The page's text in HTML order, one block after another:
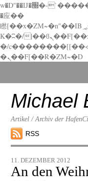
w�D"��IJ�׭�-`������S��9�Dr�ji��EJ߅��gJ
�应��
矁[��x�ZM~�n"��IB؃��!'����Тѕ��+��(m��I
K�ʭ�/|��ϐܢ��F[��x�ZMz�G�� %嬩
�/
�ܢ��F[��R�ZM~�D
down
contentMichael
Artikel / Archiv der
RSS
11. DEZEMBER 2012
An den